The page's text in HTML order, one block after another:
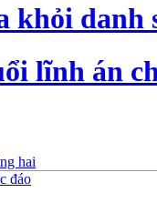
khỏi danh
lĩnh án
hai
đáo